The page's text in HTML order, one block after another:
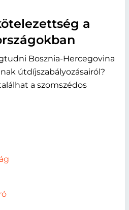
a
Bosznia-Hercegovina
útdíjszabályozásairól?
a szomszédos